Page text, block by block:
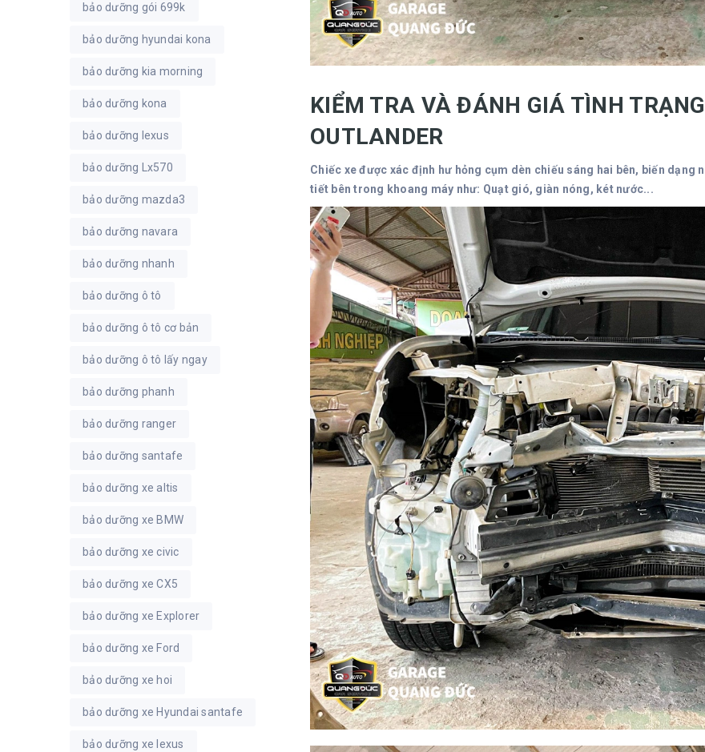
KIỂM TRA VÀ ĐÁNH GIÁ TÌNH
OUTLANDER
Chiếc xe được xác định hư hỏng cụm dèn chiếu sáng hai bên, biến dạng
tiết bên trong khoang máy như: Quạt gió, giàn nóng, két nước...
bảo dưỡng gói 699k
bảo dưỡng hyundai kona
bảo dưỡng kia morning
bảo dưỡng kona
bảo dưỡng lexus
bảo dưỡng Lx570
bảo dưỡng mazda3
bảo dưỡng navara
bảo dưỡng nhanh
bảo dưỡng ô tô
bảo dưỡng ô tô cơ bản
bảo dưỡng ô tô lấy ngay
bảo dưỡng phanh
bảo dưỡng ranger
bảo dưỡng santafe
bảo dưỡng xe altis
bảo dưỡng xe BMW
bảo dưỡng xe civic
bảo dưỡng xe CX5
bảo dưỡng xe Explorer
bảo dưỡng xe Ford
bảo dưỡng xe hoi
bảo dưỡng xe Hyundai santafe
bảo dưỡng xe lexus